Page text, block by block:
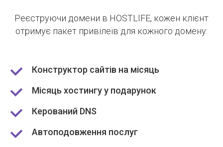
Реєструючи домени в HOSTLIFE, кожен клієнт
отримує пакет привілеїв для кожного домену:
Конструктор сайтів на місяць
Місяць хостингу у подарунок
Керований DNS
Автоподовження послуг